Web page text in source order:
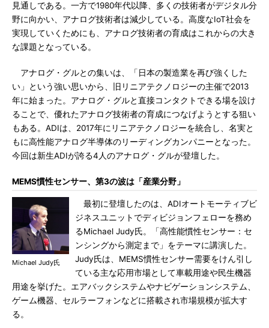
見通しである。一方で1980年代以降、多くの技術者がデジタル分
野に向かい、アナログ技術者は減少している。高度なIoT社会を
実現していくためにも、アナログ技術者の育成はこれからの大き
な課題となっている。
アナログ・グルとの集いは、「日本の製造業を再び強くした
い」という強い思いから、旧リニアテクノロジーの主催で2013
年に始まった。アナログ・グルと直接コンタクトできる場を設け
ることで、優れたアナログ技術者の育成につなげようとする狙い
もある。ADIは、2017年にリニアテクノロジーを統合し、名実と
もに高性能アナログ半導体のリーディングカンパニーとなった。
今回は新生ADIが誇る4人のアナログ・グルが登壇した。
MEMS慣性センサー、第3の波は「産業分野」
Michael Judy氏
最初に登壇したのは、ADIオートモーティブビ
ジネスユニットでディビジョンフェローを務め
るMichael Judy氏。「高性能慣性センサー：セ
ンシングから測定まで」をテーマに講演した。
Judy氏は、MEMS慣性センサー需要をけん引し
ている主な応用市場として車載用途や民生機器
用途を挙げた。エアバックシステムやナビゲーションシステム、
ゲーム機器、セルラーフォンなどに搭載され市場規模が拡大す
る。